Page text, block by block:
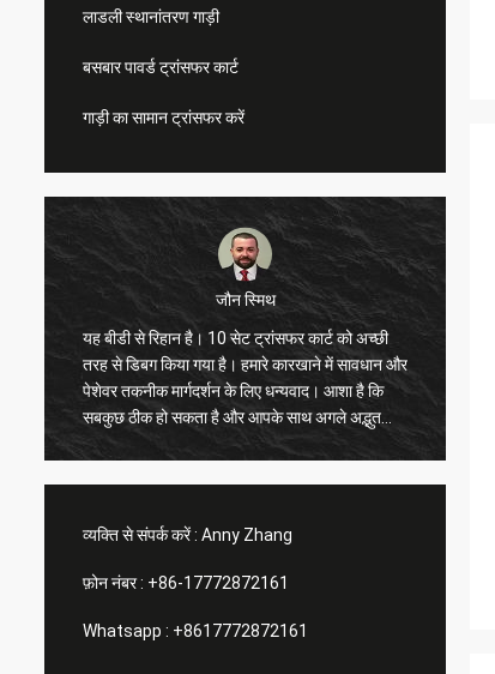
लाडली स्थानांतरण गाड़ी
बसबार पावर्ड ट्रांसफर कार्ट
गाड़ी का सामान ट्रांसफर करें
मुहम्मद
नमस्ते, यह चीन में आने और एक वर्ष में दो बार कारखाने का
दौरा करने का मेरा पहला मौका है, उत्कृष्ट सेवा ने मुझे बार-
बार स्थानांतरित किया और मेरे साथ कई दिलचस्प चीजें
साझा कीं। और आइटम ने हमारे कारखाने में काम करना
शुरू कर दिया है, आपके साथ सहयोग करने में खुशी है।
व्यक्ति से संपर्क करें : Anny Zhang
फ़ोन नंबर : +86-17772872161
Whatsapp : +8617772872161